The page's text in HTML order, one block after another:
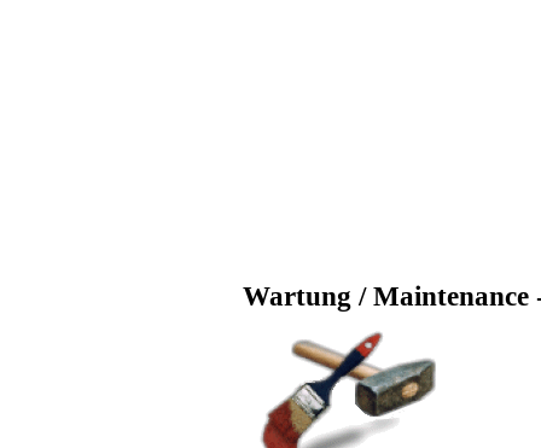
Wartung / Maintenance